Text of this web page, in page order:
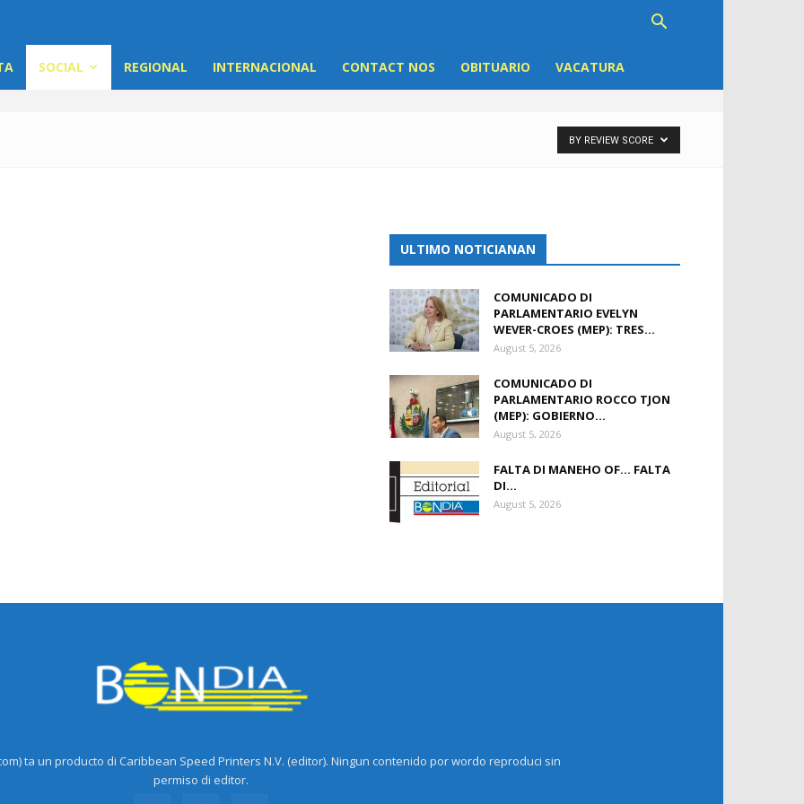
SOCIAL REGIONAL INTERNACIONAL CONTACT NOS OBITUARIO VACATURA
BY REVIEW SCORE
ULTIMO NOTICIANAN
COMUNICADO DI
PARLAMENTARIO EVELYN
WEVER-CROES (MEP): TRES...
August 5, 2026
COMUNICADO DI
PARLAMENTARIO ROCCO TJON
(MEP): GOBIERNO...
August 5, 2026
FALTA DI MANEHO OF… FALTA
DI...
August 5, 2026
ta un producto di Caribbean Speed Printers N.V. (editor). Ningun contenido por wordo reproduci sin
permiso di editor.